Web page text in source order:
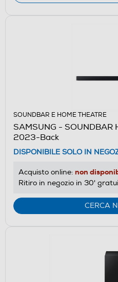
SOUNDBAR E HOME THEATRE
SAMSUNG - SOUNDBAR
2023-Back
DISPONIBILE SOLO IN
Acquisto online: non
Ritiro in negozio in 30'
CERCA